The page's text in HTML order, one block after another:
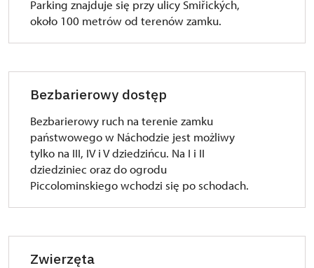
Parking znajduje się przy ulicy Smiřických,
około 100 metrów od terenów zamku.
Bezbarierowy dostęp
Bezbarierowy ruch na terenie zamku
państwowego w Náchodzie jest możliwy
tylko na III, IV i V dziedzińcu. Na I i II
dziedziniec oraz do ogrodu
Piccolominskiego wchodzi się po schodach.
Zwierzęta